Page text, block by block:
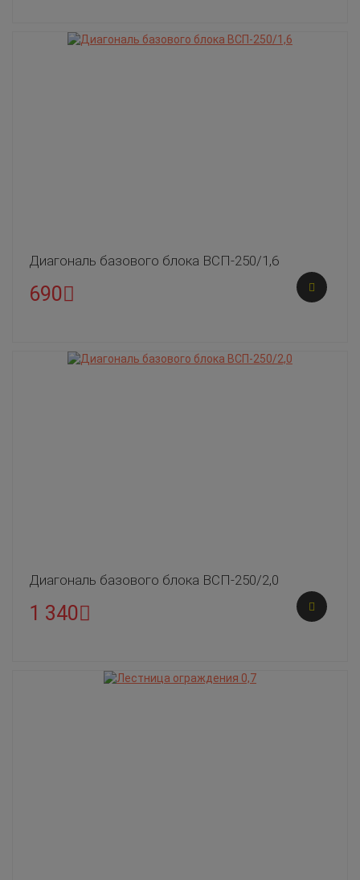
Диагональ базового блока ВСП-250/1,6
690
Диагональ базового блока ВСП-250/2,0
1 340